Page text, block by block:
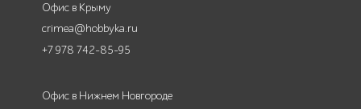
Офис в Крыму
crimea@hobbyka.ru
+7 978 742-85-95
Офис в Нижнем Новгороде